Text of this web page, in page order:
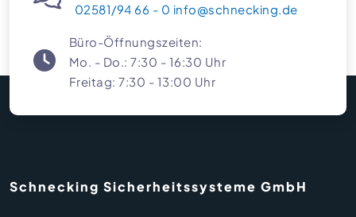
02581/94 66 - 0 info@schnecking.de
Büro-Öffnungszeiten:
Mo. - Do.: 7:30 - 16:30 Uhr
Freitag: 7:30 - 13:00 Uhr
Schnecking Sicherheitssysteme GmbH